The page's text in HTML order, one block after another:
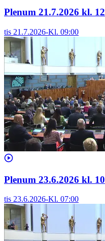
Plenum 21.7.2026 kl. 12
tis 21.7.2026-Kl. 09:00
Plenum 23.6.2026 kl. 10
tis 23.6.2026-Kl. 07:00